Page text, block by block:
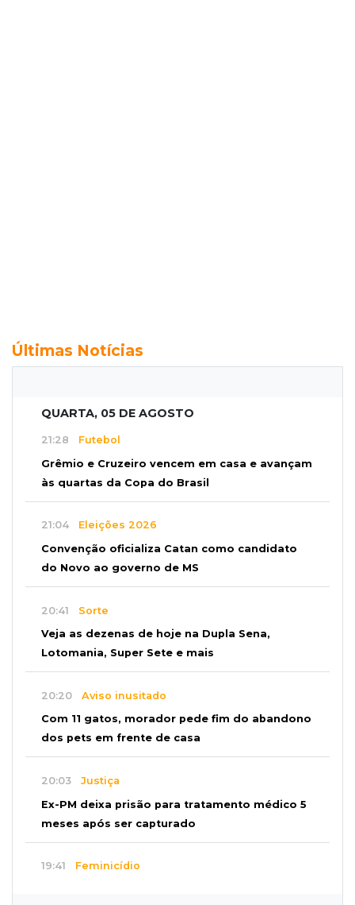
Últimas Notícias
QUARTA, 05 DE AGOSTO
21:28 Futebol
Grêmio e Cruzeiro vencem em casa e avançam
às quartas da Copa do Brasil
21:04 Eleições 2026
Convenção oficializa Catan como candidato
do Novo ao governo de MS
20:41 Sorte
Veja as dezenas de hoje na Dupla Sena,
Lotomania, Super Sete e mais
20:20 Aviso inusitado
Com 11 gatos, morador pede fim do abandono
dos pets em frente de casa
20:03 Justiça
Ex-PM deixa prisão para tratamento médico 5
meses após ser capturado
19:41 Feminicídio